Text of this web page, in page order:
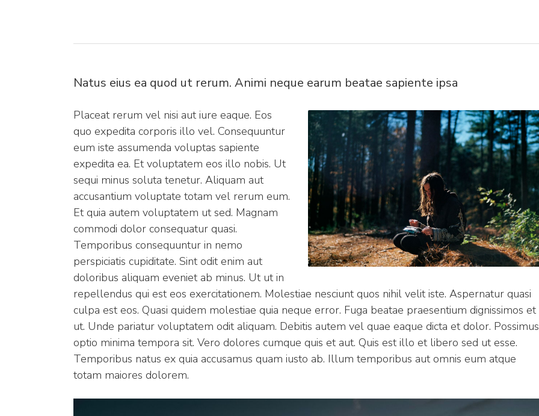
Natus eius ea quod ut rerum. Animi neque earum beatae sapiente ipsa
Placeat rerum vel nisi aut iure eaque. Eos
quo expedita corporis illo vel. Consequuntur
eum iste assumenda voluptas sapiente
expedita ea. Et voluptatem eos illo nobis. Ut
sequi minus soluta tenetur. Aliquam aut
accusantium voluptate totam vel rerum eum.
Et quia autem voluptatem ut sed. Magnam
commodi dolor consequatur quasi.
Temporibus consequuntur in nemo
perspiciatis cupiditate. Sint odit enim aut
doloribus aliquam eveniet ab minus. Ut ut in
repellendus qui est eos exercitationem. Molestiae nesciunt quos nihil velit iste. Aspernatur quasi
culpa est eos. Quasi quidem molestiae quia neque error. Fuga beatae praesentium dignissimos et
ut. Unde pariatur voluptatem odit aliquam. Debitis autem vel quae eaque dicta et dolor. Possimus
optio minima tempora sit. Vero dolores cumque quis et aut. Quis est illo et libero sed ut esse.
Temporibus natus ex quia accusamus quam iusto ab. Illum temporibus aut omnis eum atque
totam maiores dolorem.